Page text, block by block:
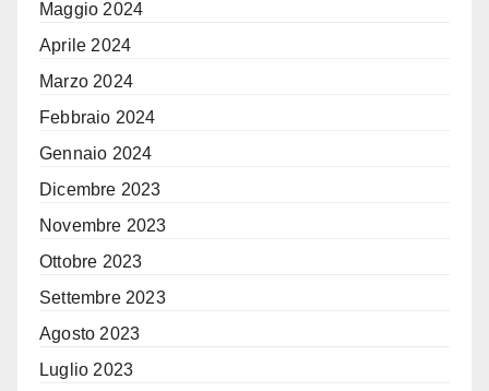
Maggio 2024
Aprile 2024
Marzo 2024
Febbraio 2024
Gennaio 2024
Dicembre 2023
Novembre 2023
Ottobre 2023
Settembre 2023
Agosto 2023
Luglio 2023